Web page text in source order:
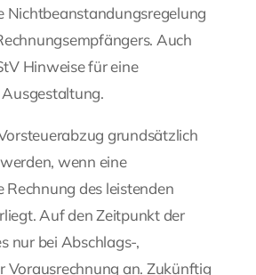
Nichtbeanstandungsregelung
Auch
Hinweise für eine
grundsätzlich
wenn eine
des leistenden
Auf den Zeitpunkt der
nur bei Abschlags-,
Vorausrechnung an. Zukünftig